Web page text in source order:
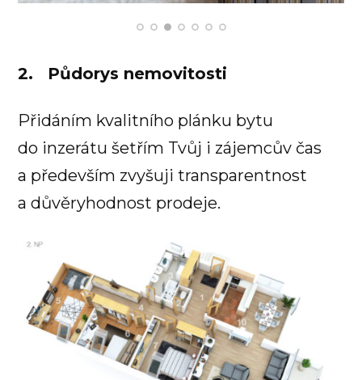
2. Půdorys nemovitosti
Přidáním kvalitního plánku bytu
do inzerátu šetřím Tvůj i zájemcův čas
a především zvyšuji transparentnost
a důvěryhodnost prodeje.